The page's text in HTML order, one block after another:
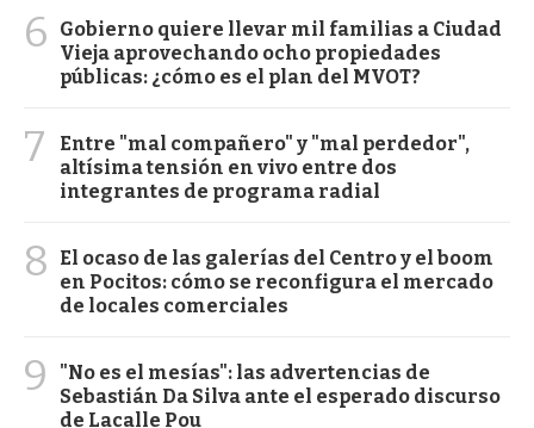
6
Gobierno quiere llevar mil familias a Ciudad
Vieja aprovechando ocho propiedades
públicas: ¿cómo es el plan del MVOT?
7
Entre "mal compañero" y "mal perdedor",
altísima tensión en vivo entre dos
integrantes de programa radial
8
El ocaso de las galerías del Centro y el boom
en Pocitos: cómo se reconfigura el mercado
de locales comerciales
9
"No es el mesías": las advertencias de
Sebastián Da Silva ante el esperado discurso
de Lacalle Pou